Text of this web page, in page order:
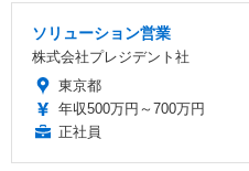
ソリューション営業
株式会社プレジデント社
東京都
年収500万円～700万円
正社員